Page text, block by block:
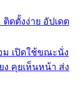
ดตั้งง่าย อัปเดต
ม เปิดใช้ขณะนั่ง
ง คุยเห็นหน้า ส่ง